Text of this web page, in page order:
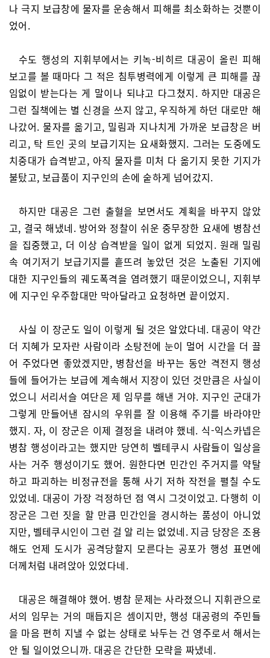
나 극지 보급창에 물자를 운송해서 피해를 최소화하는 것뿐이
었어.
수도 행성의 지휘부에서는 키녹-비히르 대공이 올린 피해
보고를 볼 때마다 그 적은 침투병력에게 이렇게 큰 피해를 끊
임없이 받는다는 게 말이나 되냐고 다그쳤지. 하지만 대공은
그런 질책에는 별 신경을 쓰지 않고, 우직하게 하던 대로만 해
나갔어. 물자를 옮기고, 밀림과 지나치게 가까운 보급창은 버
리고, 탁 트인 곳의 보급기지는 요새화했지. 그러는 도중에도
치중대가 습격받고, 아직 물자를 미처 다 옮기지 못한 기지가
불탔고, 보급품이 지구인의 손에 숱하게 넘어갔지.
하지만 대공은 그런 출혈을 보면서도 계획을 바꾸지 않았
고, 결국 해냈네. 방어와 정찰이 쉬운 중무장한 요새에 병참선
을 집중했고, 더 이상 습격받을 일이 없게 되었지. 원래 밀림
속 여기저기 보급기지를 흩뜨려 놓았던 것은 노출된 기지에
대한 지구인들의 궤도폭격을 염려했기 때문이었으니, 지휘부
에 지구인 우주함대만 막아달라고 요청하면 끝이었지.
사실 이 장군도 일이 이렇게 될 것은 알았다네. 대공이 약간
더 지혜가 모자란 사람이라 소탕전에 눈이 멀어 시간을 더 끌
어 주었다면 좋았겠지만, 병참선을 바꾸는 동안 격전지 행성
들에 들어가는 보급에 계속해서 지장이 있던 것만큼은 사실이
었으니 서리서슬 여단은 제 임무를 해낸 거야. 지구인 군대가
그렇게 만들어낸 잠시의 우위를 잘 이용해 주기를 바라야만
했지. 자, 이 장군은 이제 결정을 내려야 했네. 식-익스카넵은
병참 행성이라고는 했지만 당연히 벨테쿠시 사람들이 일상을
사는 거주 행성이기도 했어. 원한다면 민간인 주거지를 약탈
하고 파괴하는 비정규전을 통해 사기 저하 작전을 펼칠 수도
있었네. 대공이 가장 걱정하던 점 역시 그것이었고. 다행히 이
장군은 그런 짓을 할 만큼 민간인을 경시하는 품성이 아니었
지만, 벨테쿠시인이 그런 걸 알 리는 없었네. 지금 당장은 조용
해도 언제 도시가 공격당할지 모른다는 공포가 행성 표면에
더께처럼 내려앉아 있었다네.
대공은 해결해야 했어. 병참 문제는 사라졌으니 지휘관으로
서의 임무는 거의 매듭지은 셈이지만, 행성 대공령의 주민들
을 마음 편히 지낼 수 없는 상태로 놔두는 건 영주로서 해서는
안 될 일이었으니까. 대공은 간단한 모략을 짜냈네.